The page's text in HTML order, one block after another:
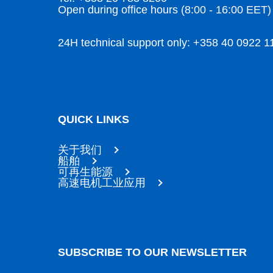
Open during office hours (8:00 - 16:00 EET)
24H technical support only: +358 40 0922
QUICK LINKS
关于我们
船舶
可再生能源
高速电机工业应用
SUBSCRIBE TO OUR NEWSLETTER